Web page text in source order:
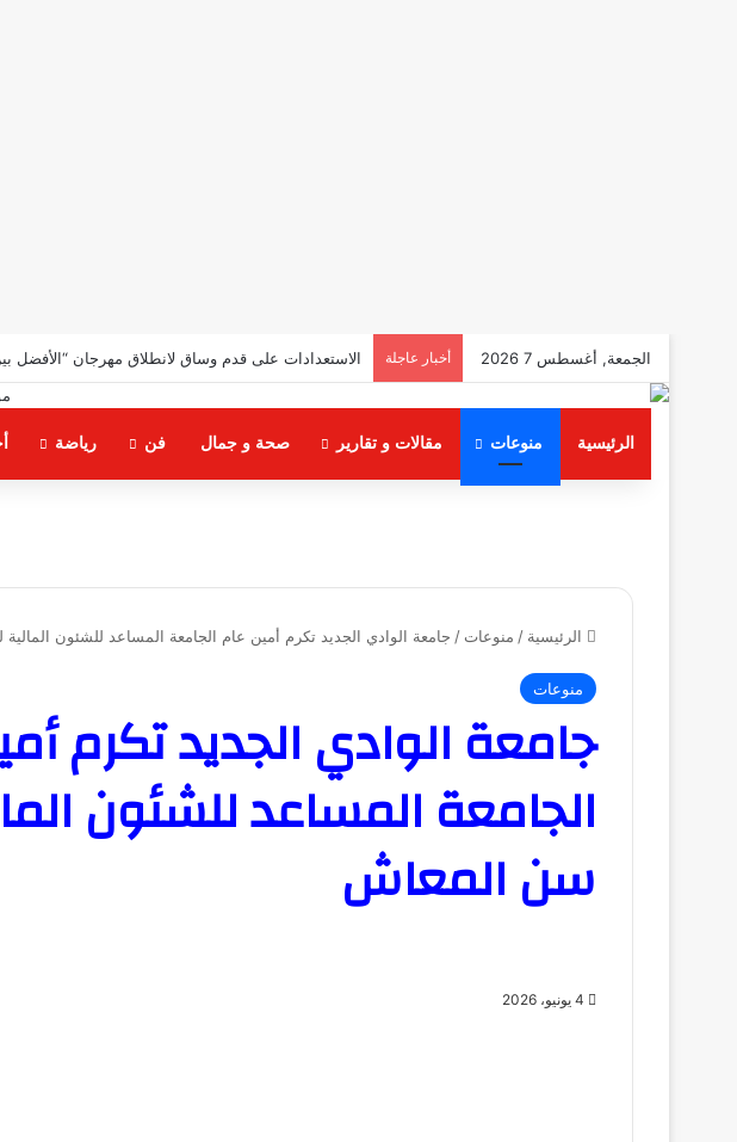
الجمعة, أغسطس 7 2026 أخبار عاجلة الاستعدادات على قدم وساق لانطلاق مهرجان “الأفضل
الرئيسية منوعات مقالات و تقارير صحة و جمال فن رياضة
الرئيسية / منوعات / جامعة الوادي الجديد تكرم أمين عام الجامعة المساعد للشئون
منوعات
جامعة الوادي الجديد تكرم
الجامعة المساعد للشئون
سن المعاش
4 يونيو، 2026